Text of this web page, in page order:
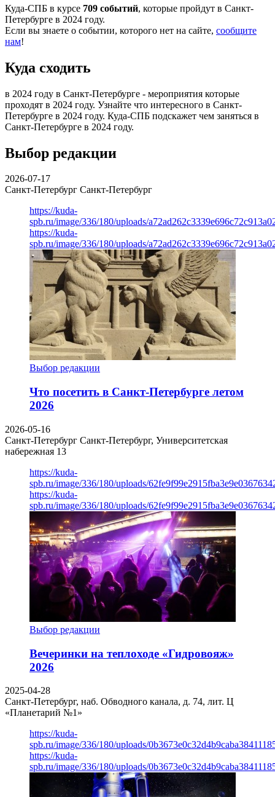
Куда-СПБ в курсе 709 событий, которые пройдут в Санкт-
Петербурге в 2024 году.
Если вы знаете о событии, которого нет на сайте, сообщите
нам!
Куда сходить
в 2024 году в Санкт-Петербурге - мероприятия которые
проходят в 2024 году. Узнайте что интересного в Санкт-
Петербурге в 2024 году. Куда-СПБ подскажет чем заняться в
Санкт-Петербурге в 2024 году.
Выбор редакции
2026-07-17
Санкт-Петербург Санкт-Петербург
https://kuda-
spb.ru/image/336/180/uploads/
https://kuda-
spb.ru/image/336/180/uploads/
Выбор редакции
Что посетить в Санкт-Петербурге летом
2026
2026-05-16
Санкт-Петербург Санкт-Петербург, Университетская
набережная 13
https://kuda-
spb.ru/image/336/180/uploads/
https://kuda-
spb.ru/image/336/180/uploads/
Выбор редакции
Вечеринки на теплоходе «Гидровояж»
2026
2025-04-28
Санкт-Петербург, наб. Обводного канала, д. 74, лит. Ц
«Планетарий №1»
https://kuda-
spb.ru/image/336/180/uploads/
https://kuda-
spb.ru/image/336/180/uploads/